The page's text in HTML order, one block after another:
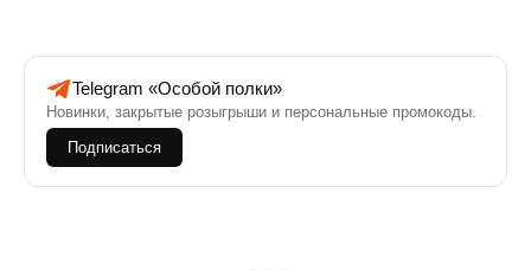
Telegram «Особой полки»
Новинки, закрытые розыгрыши и персональные промокоды.
Подписаться